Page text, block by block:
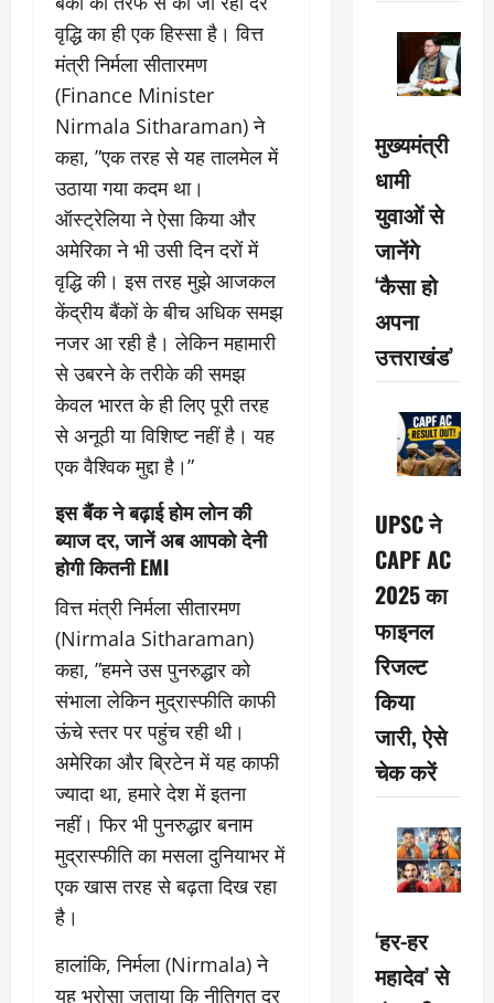
वृद्धि का ही एक हिस्सा है। वित्त
मंत्री निर्मला सीतारमण
(Finance Minister
Nirmala Sitharaman) ने
कहा, ”एक तरह से यह तालमेल में
उठाया गया कदम था।
ऑस्ट्रेलिया ने ऐसा किया और
अमेरिका ने भी उसी दिन दरों में
वृद्धि की। इस तरह मुझे आजकल
केंद्रीय बैंकों के बीच अधिक समझ
नजर आ रही है। लेकिन महामारी
से उबरने के तरीके की समझ
केवल भारत के ही लिए पूरी तरह
से अनूठी या विशिष्ट नहीं है। यह
एक वैश्विक मुद्दा है।”
इस बैंक ने बढ़ाई होम लोन की
ब्याज दर, जानें अब आपको देनी
होगी कितनी EMI
वित्त मंत्री निर्मला सीतारमण
(Nirmala Sitharaman)
कहा, ”हमने उस पुनरुद्धार को
संभाला लेकिन मुद्रास्फीति काफी
ऊंचे स्तर पर पहुंच रही थी।
अमेरिका और ब्रिटेन में यह काफी
ज्यादा था, हमारे देश में इतना
नहीं। फिर भी पुनरुद्धार बनाम
मुद्रास्फीति का मसला दुनियाभर में
एक खास तरह से बढ़ता दिख रहा
है।
हालांकि, निर्मला (Nirmala) ने
यह भरोसा जताया कि नीतिगत दर
मुख्यमंत्री
धामी
युवाओं से
जानेंगे
‘कैसा हो
अपना
उत्तराखंड’
UPSC ने
CAPF AC
2025 का
फाइनल
रिजल्ट
किया
जारी, ऐसे
चेक करें
‘हर-हर
महादेव’ से